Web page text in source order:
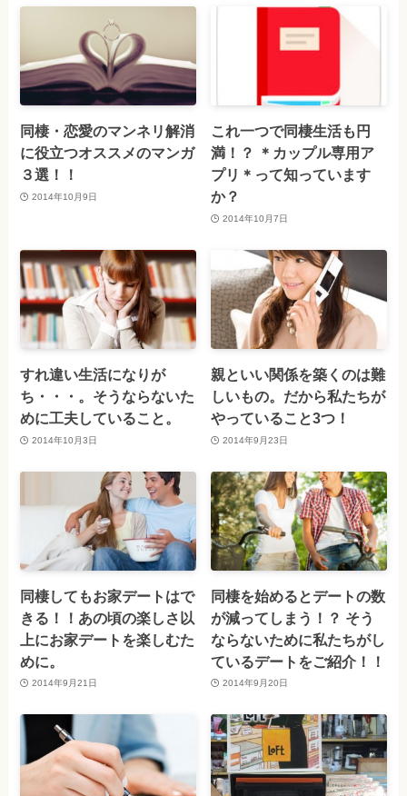
同棲・恋愛のマンネリ解消
に役立つオススメのマンガ
３選！！
2014年10月9日
これ一つで同棲生活も円
満！？ ＊カップル専用ア
プリ＊って知っています
か？
2014年10月7日
すれ違い生活になりが
ち・・・。そうならないた
めに工夫していること。
2014年10月3日
親といい関係を築くのは難
しいもの。だから私たちが
やっていること3つ！
2014年9月23日
同棲してもお家デートはで
きる！！あの頃の楽しさ以
上にお家デートを楽しむた
めに。
2014年9月21日
同棲を始めるとデートの数
が減ってしまう！？ そう
ならないために私たちがし
ているデートをご紹介！！
2014年9月20日